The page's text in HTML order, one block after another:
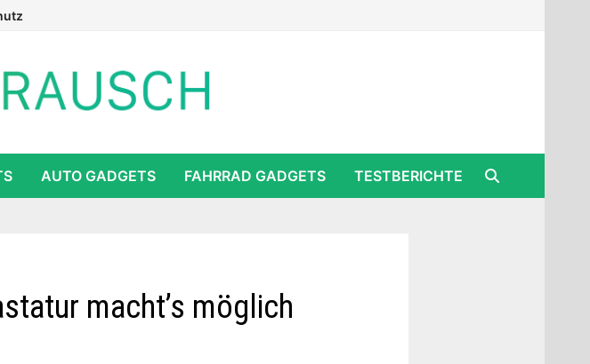
AUTO GADGETS FAHRRAD GADGETS TESTBERICHTE
macht’s möglich